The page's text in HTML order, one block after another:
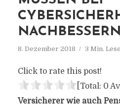
NACHBESSERN
8. Dezember 2018 3 Min.
Click to rate this post!
[Total: 0
Versicherer wie auch